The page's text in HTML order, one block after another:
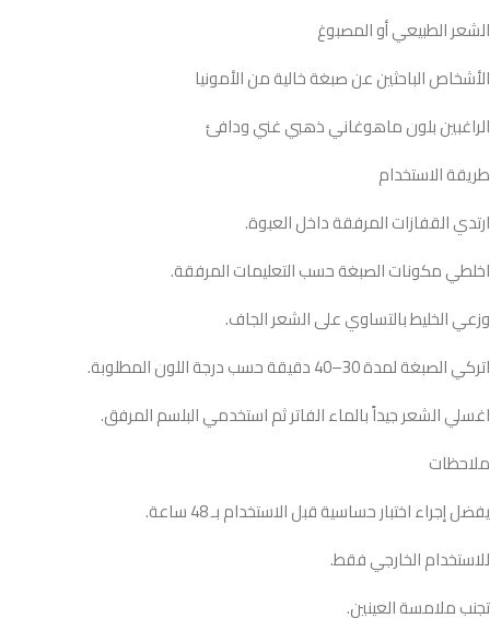
الشعر الطبيعي أو المصبوغ
الأشخاص الباحثين عن صبغة خالية من الأمونيا
الراغبين بلون ماهوغاني ذهبي غني ودافئ
طريقة الاستخدام
ارتدي القفازات المرفقة داخل العبوة.
اخلطي مكونات الصبغة حسب التعليمات المرفقة.
وزعي الخليط بالتساوي على الشعر الجاف.
اتركي الصبغة لمدة 30–40 دقيقة حسب درجة اللون المطلوبة.
اغسلي الشعر جيداً بالماء الفاتر ثم استخدمي البلسم المرفق.
ملاحظات
يفضل إجراء اختبار حساسية قبل الاستخدام بـ 48 ساعة.
للاستخدام الخارجي فقط.
تجنب ملامسة العينين.